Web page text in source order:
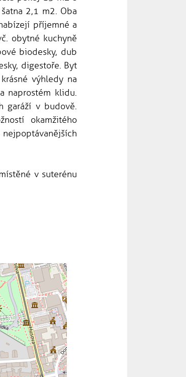
2,1 m2. Oba
příjemné a
obytné kuchyně
biodesky, dub
digestoře. Byt
výhledy na
naprostém klidu.
garáží v budově.
okamžitého
v suterénu